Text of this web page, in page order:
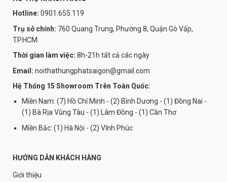
Hotline: 0901.655.119
Trụ sở chính: 760 Quang Trung, Phường 8, Quận Gò Vấp,
TP.HCM
Thời gian làm việc: 8h-21h tất cả các ngày
Email: noithathungphatsaigon@gmail.com
Hệ Thống 15 Showroom Trên Toàn Quốc:
Miền Nam: (7) Hồ Chí Minh - (2) Bình Dương - (1) Đồng Nai -
(1) Bà Rịa Vũng Tàu - (1) Lâm Đồng - (1) Cần Thơ
Miền Bắc: (1) Hà Nội - (2) Vĩnh Phúc
HƯỚNG DẪN KHÁCH HÀNG
Giới thiệu